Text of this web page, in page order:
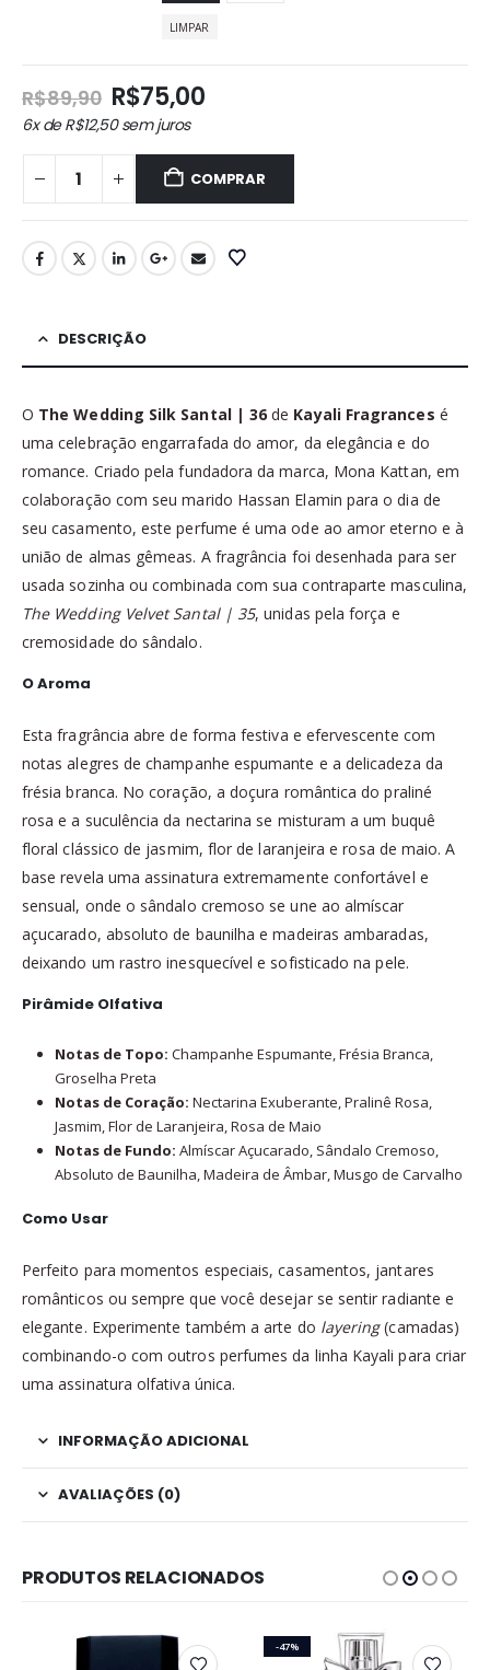
LIMPAR
R$89,90 O
preço
original
era:
R$89,90.
R$75,00O
é:
R$75,00.
6x deR$12,50sem juros
COMPRAR
DESCRIÇÃO
O The Wedding Silk Santal | 36 de Kayali Fragrances é
uma celebração engarrafada do amor, da elegância e do
romance. Criado pela fundadora da marca, Mona Kattan, em
colaboração com seu marido Hassan Elamin para o dia de
seu casamento, este perfume é uma ode ao amor eterno e à
união de almas gêmeas. A fragrância foi desenhada para ser
usada sozinha ou combinada com sua contraparte masculina,
The Wedding Velvet Santal | 35, unidas pela força e
cremosidade do sândalo.
O Aroma
Esta fragrância abre de forma festiva e efervescente com
notas alegres de champanhe espumante e a delicadeza da
frésia branca. No coração, a doçura romântica do praliné
rosa e a suculência da nectarina se misturam a um buquê
floral clássico de jasmim, flor de laranjeira e rosa de maio. A
base revela uma assinatura extremamente confortável e
sensual, onde o sândalo cremoso se une ao almíscar
açucarado, absoluto de baunilha e madeiras ambaradas,
deixando um rastro inesquecível e sofisticado na pele.
Pirâmide Olfativa
Notas de Topo: Champanhe Espumante, Frésia Branca,
Groselha Preta
Notas de Coração: Nectarina Exuberante, Pralinê Rosa,
Jasmim, Flor de Laranjeira, Rosa de Maio
Notas de Fundo: Almíscar Açucarado, Sândalo Cremoso,
Absoluto de Baunilha, Madeira de Âmbar, Musgo de Carvalho
Como Usar
Perfeito para momentos especiais, casamentos, jantares
românticos ou sempre que você desejar se sentir radiante e
elegante. Experimente também a arte do layering(camadas)
combinando-o com outros perfumes da linha Kayali para criar
uma assinatura olfativa única.
INFORMAÇÃO ADICIONAL
AVALIAÇÕES (0)
PRODUTOS RELACIONADOS
-47%